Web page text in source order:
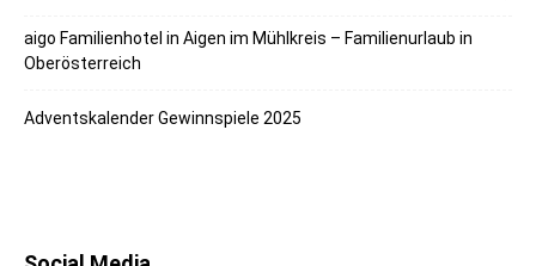
aigo Familienhotel in Aigen im Mühlkreis – Familienurlaub in
Oberösterreich
Adventskalender Gewinnspiele 2025